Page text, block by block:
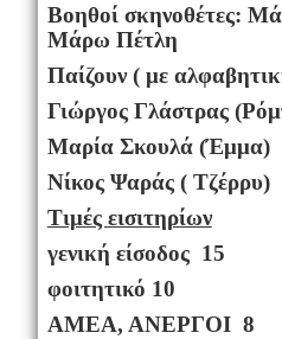
Βοηθοί σκηνοθέτες:
Μάρω Πέτλη
Παίζουν ( με
Γιώργος Γλάστρας
Μαρία Σκουλά (Έμμα)
Νίκος Ψαράς ( Τζέρρυ)
Τιμές εισιτηρίων
γενική είσοδος 15
φοιτητικό 10
ΑΜΕΑ, ΑΝΕΡΓΟΙ 8